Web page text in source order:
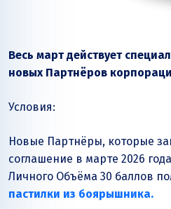
Весь март действует
новых Партнёров
Условия:
Новые Партнёры, которые
соглашение в марте 2026
Личного Объёма 30 баллов
пастилки из боярышника.